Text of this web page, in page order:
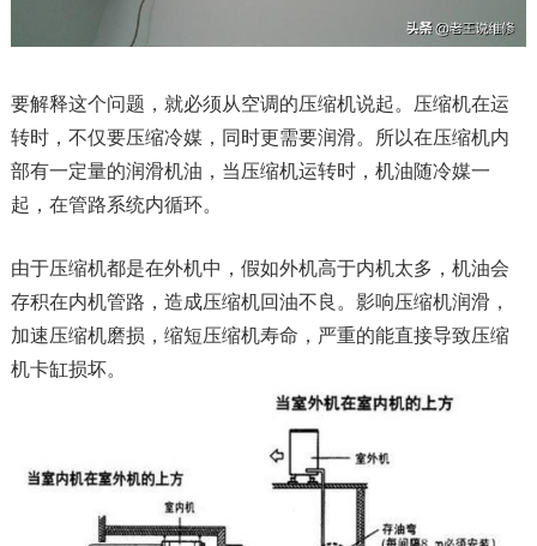
要解释这个问题，就必须从空调的压缩机说起。压缩机在运
转时，不仅要压缩冷媒，同时更需要润滑。所以在压缩机内
部有一定量的润滑机油，当压缩机运转时，机油随冷媒一
起，在管路系统内循环。
由于压缩机都是在外机中，假如外机高于内机太多，机油会
存积在内机管路，造成压缩机回油不良。影响压缩机润滑，
加速压缩机磨损，缩短压缩机寿命，严重的能直接导致压缩
机卡缸损坏。